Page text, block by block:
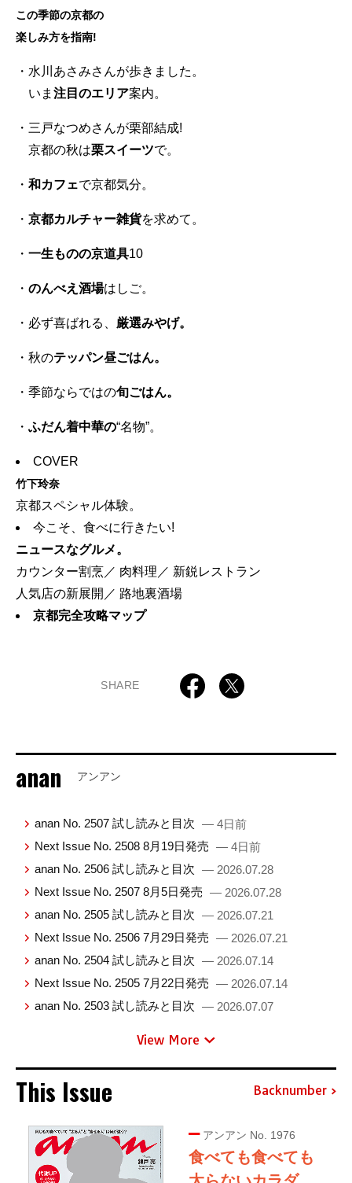
この季節の京都の
楽しみ方を指南!
・水川あさみさんが歩きました。
いま 注目のエリア案内。
・三戸なつめさんが栗部結成!
京都の秋は栗スイーツで。
・ 和カフェで京都気分。
・ 京都カルチャー雑貨を求めて。
・ 一生ものの京道具10
・ のんべえ酒場はしご。
・必ず喜ばれる、 厳選みやげ。
・秋のテッパン昼ごはん。
・季節ならではの旬ごはん。
・ ふだん着中華の“名物”。
COVER
竹下玲奈
京都スペシャル体験。
今こそ、食べに行きたい!
ニュースなグルメ。
カウンター割烹／ 肉料理／ 新鋭レストラン
人気店の新展開／ 路地裏酒場
京都完全攻略マップ
SHARE
anan アンアン
anan No. 2507 試し読みと目次 — 4日前
Next Issue No. 2508 8月19日発売 — 4日前
anan No. 2506 試し読みと目次 — 2026.07.28
Next Issue No. 2507 8月5日発売 — 2026.07.28
anan No. 2505 試し読みと目次 — 2026.07.21
Next Issue No. 2506 7月29日発売 — 2026.07.21
anan No. 2504 試し読みと目次 — 2026.07.14
Next Issue No. 2505 7月22日発売 — 2026.07.14
anan No. 2503 試し読みと目次 — 2026.07.07
View More
This Issue Backnumber
アンアン No. 1976
食べても食べても